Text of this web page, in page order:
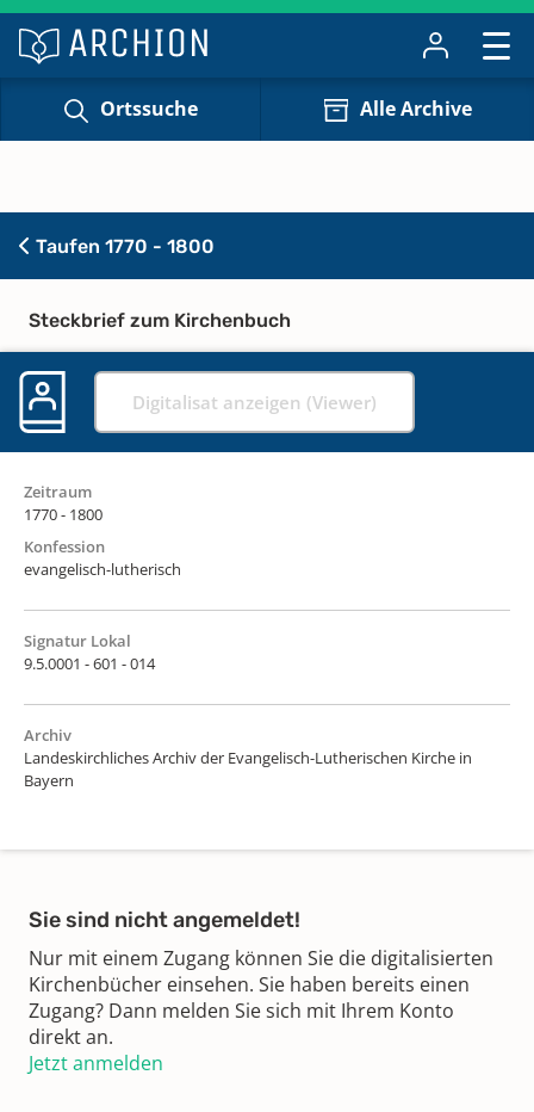
Ortssuche Alle Archive
Taufen 1770 - 1800
Steckbrief zum Kirchenbuch
Digitalisat anzeigen (Viewer)
Zeitraum
1770 - 1800
Konfession
evangelisch-lutherisch
Signatur Lokal
9.5.0001 - 601 - 014
Archiv
Landeskirchliches Archiv der Evangelisch-Lutherischen Kirche in
Bayern
Sie sind nicht angemeldet!
Nur mit einem Zugang können Sie die digitalisierten
Kirchenbücher einsehen. Sie haben bereits einen
Zugang? Dann melden Sie sich mit Ihrem Konto
direkt an.
Jetzt anmelden